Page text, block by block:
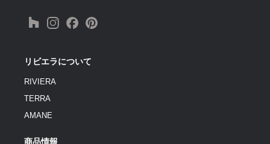
リビエラについて
RIVIERA
TERRA
AMANE
商品情報